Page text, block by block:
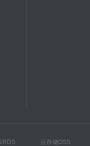
RDS
云存储OSS